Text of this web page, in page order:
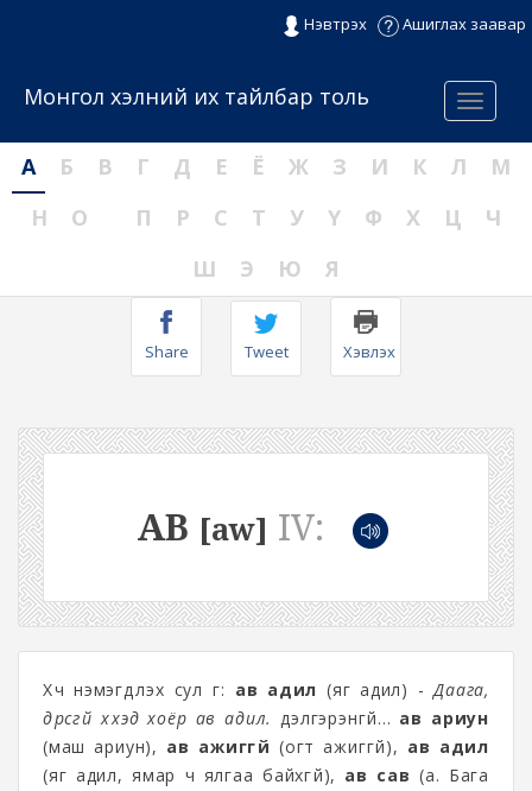
Нэвтрэх Ашиглах заавар
Menu
Монгол хэлний их тайлбар толь
А Б В Г Д Е Ё Ж З И К Л
М
Н
О П Р С Т У Ү Ф Х Ц
Ч
Ш
Э Ю Я
Share Tweet Хэвлэх
АВ [aw] IV:
Хүч нэмэгдүүлэх сул үг: ав адил (яг адил) -Даага,
дүрсгүй хүүхэд хоёр ав адил. дэлгэрэнгүй... ав ариун
(маш ариун), ав ажиггүй(огт ажиггүй), ав адил
(яг адил, ямар ч ялгаа байхгүй), ав сав (а. Бага